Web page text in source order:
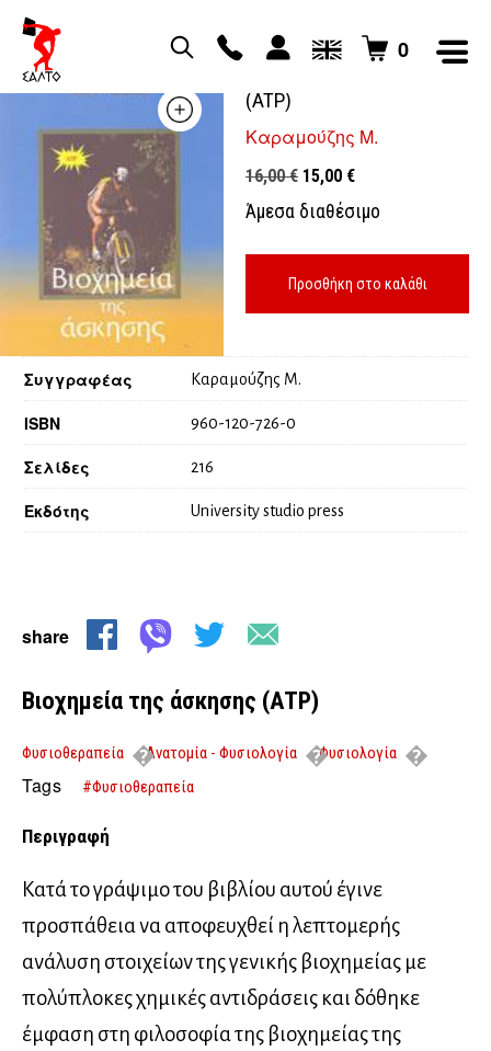
0
(ATP)
Καραμούζης Μ.
16,00€ Original
price
16,00 €.
15,00 €Η
τρέχουσα
τιμή
είναι:
15,00 €.
Άμεσα διαθέσιμο
Προσθήκη στο καλάθι
Συγγραφέας Καραμούζης Μ.
ISBN 960-120-726-0
Σελίδες 216
Εκδότης University studio press
share
Βιοχημεία της άσκησης (ATP)
Φυσιοθεραπεία Ανατομία - Φυσιολογία
Φυσιολογία
Βιοχημεία της άσκησης (ATP)
Tags #Φυσιοθεραπεία
Περιγραφή
Κατά το γράψιμο του βιβλίου αυτού έγινε
προσπάθεια να αποφευχθεί η λεπτομερής
ανάλυση στοιχείων της γενικής βιοχημείας με
πολύπλοκες χημικές αντιδράσεις και δόθηκε
έμφαση στη φιλοσοφία της βιοχημείας της